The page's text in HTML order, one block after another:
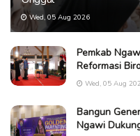
Wed, 05 Aug 2026
Pemkab
Reformasi
Wed, 05 Aug
Bangun
Ngawi